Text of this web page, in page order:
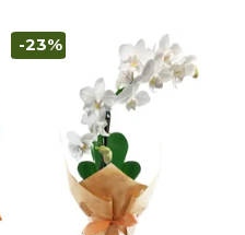
-23%